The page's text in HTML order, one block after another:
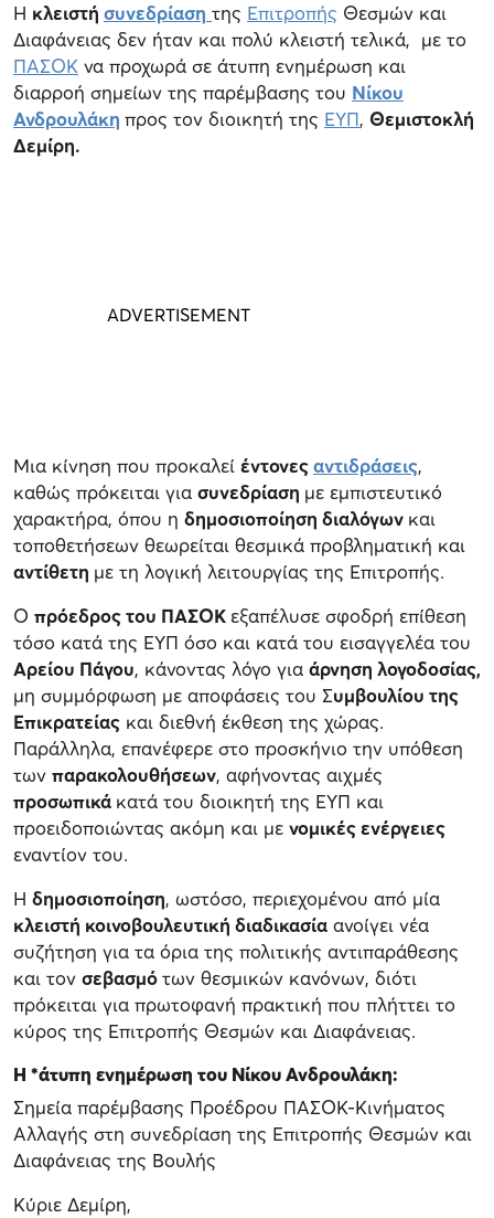
Η κλειστή συνεδρίαση της Επιτροπής Θεσμών και
Διαφάνειας δεν ήταν και πολύ κλειστή τελικά, με το
ΠΑΣΟΚ να προχωρά σε άτυπη ενημέρωση και
διαρροή σημείων της παρέμβασης του Νίκου
Ανδρουλάκη προς τον διοικητή της ΕΥΠ, Θεμιστοκλή
Δεμίρη.
Μια κίνηση που προκαλεί έντονεςαντιδράσεις,
καθώς πρόκειται για συνεδρίαση με εμπιστευτικό
χαρακτήρα, όπου η δημοσιοποίηση διαλόγων και
τοποθετήσεων θεωρείται θεσμικά προβληματική και
αντίθετη με τη λογική λειτουργίας της Επιτροπής.
Ο πρόεδρος του ΠΑΣΟΚ εξαπέλυσε σφοδρή επίθεση
τόσο κατά της ΕΥΠ όσο και κατά του εισαγγελέα του
Αρείου Πάγου, κάνοντας λόγο για άρνηση λογοδοσίας,
μη συμμόρφωση με αποφάσεις του Συμβουλίου της
Επικρατείας και διεθνή έκθεση της χώρας.
Παράλληλα, επανέφερε στο προσκήνιο την υπόθεση
των παρακολουθήσεων, αφήνοντας αιχμές
προσωπικά κατά του διοικητή της ΕΥΠ και
προειδοποιώντας ακόμη και με νομικές ενέργειες
εναντίον του.
Η δημοσιοποίηση, ωστόσο, περιεχομένου από μία
κλειστή κοινοβουλευτική διαδικασία ανοίγει νέα
συζήτηση για τα όρια της πολιτικής αντιπαράθεσης
και τον σεβασμότων θεσμικών κανόνων, διότι
πρόκειται για πρωτοφανή πρακτική που πλήττει το
κύρος της Επιτροπής Θεσμών και Διαφάνειας.
Η *άτυπη ενημέρωση του Νίκου Ανδρουλάκη:
Σημεία παρέμβασης Προέδρου ΠΑΣΟΚ-Κινήματος
Αλλαγής στη συνεδρίαση της Επιτροπής Θεσμών και
Διαφάνειας της Βουλής
Κύριε Δεμίρη,